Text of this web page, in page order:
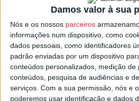
Damos valor à sua
Nós e os nossos parceiros
informações num dispositivo, como
dados pessoais, como identificadores
padrão enviadas por um dispositivo
conteúdos personalizados, medição de
conteúdos, pesquisa de audiências e
serviços. Com a sua permissão, nós e
poderemos usar identificação e dados
presença a produtora Beatriz
Exibição ainda de ‘Picture Break’,
que vai estar na sessão, e a fechar
com Piscina’, uma curta do
Gava .